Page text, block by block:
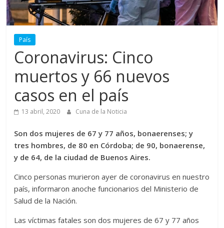
País
Coronavirus: Cinco
muertos y 66 nuevos
casos en el país
13 abril, 2020 Cuna de la Noticia
Son dos mujeres de 67 y 77 años, bonaerenses; y
tres hombres, de 80 en Córdoba; de 90, bonaerense,
y de 64, de la ciudad de Buenos Aires.
Cinco personas murieron ayer de coronavirus en nuestro
país, informaron anoche funcionarios del Ministerio de
Salud de la Nación.
Las víctimas fatales son dos mujeres de 67 y 77 años